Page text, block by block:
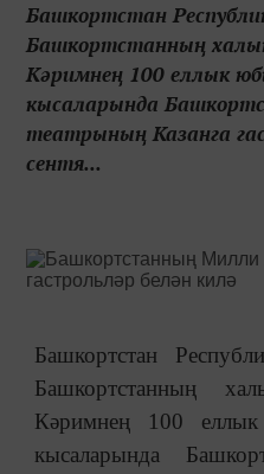
Башкортстан
Башкортстанның
Кәримнең 100 еллык
кысаларында
театрының Казанга
сентя...
Башкортстан
Башкортстанның
Кәримнең 100
кысаларында